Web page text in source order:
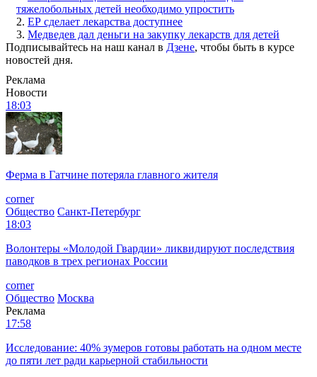
тяжелобольных детей необходимо упростить
2. ЕР сделает лекарства доступнее
3. Медведев дал деньги на закупку лекарств для детей
Подписывайтесь на наш канал в Дзене, чтобы быть в курсе
новостей дня.
Реклама
Новости
18:03
Ферма в Гатчине потеряла главного жителя
corner
Общество Санкт-Петербург
18:03
Волонтеры «Молодой Гвардии» ликвидируют последствия
паводков в трех регионах России
corner
Общество Москва
Реклама
17:58
Исследование: 40% зумеров готовы работать на одном месте
до пяти лет ради карьерной стабильности